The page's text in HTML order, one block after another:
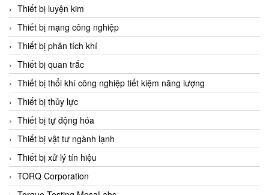
Clake Fololo
Clark Cooper
CMC Ventilazione
Coax Valves Inc
Codel
Cofimco
Coltraco
Comat Releco
Comax
COMETECH VietNam
Thiết bị luyện kim
Thiết bị mạng công nghiệp
Thiết bị phân tích khí
Thiết bị quan trắc
Thiết bị thổi khí công nghiệp tiết kiệm năng lượng
Thiết bị thủy lực
Thiết bị tự động hóa
Thiết bị vật tư ngành lạnh
Thiết bị xử lý tín hiệu
TORQ Corporation